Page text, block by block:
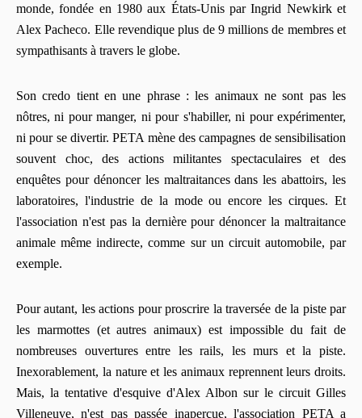
monde, fondée en 1980 aux États-Unis par Ingrid Newkirk et
Alex Pacheco. Elle revendique plus de 9 millions de membres et
sympathisants à travers le globe.
Son credo tient en une phrase : les animaux ne sont pas les
nôtres, ni pour manger, ni pour s'habiller, ni pour expérimenter,
ni pour se divertir. PETA mène des campagnes de sensibilisation
souvent choc, des actions militantes spectaculaires et des
enquêtes pour dénoncer les maltraitances dans les abattoirs, les
laboratoires, l'industrie de la mode ou encore les cirques. Et
l'association n'est pas la dernière pour dénoncer la maltraitance
animale même indirecte, comme sur un circuit automobile, par
exemple.
Pour autant, les actions pour proscrire la traversée de la piste par
les marmottes (et autres animaux) est impossible du fait de
nombreuses ouvertures entre les rails, les murs et la piste.
Inexorablement, la nature et les animaux reprennent leurs droits.
Mais, la tentative d'esquive d'Alex Albon sur le circuit Gilles
Villeneuve, n'est pas passée inaperçue, l'association PETA a